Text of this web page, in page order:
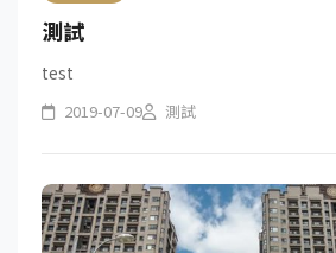
測試
test
2019-07-09 測試